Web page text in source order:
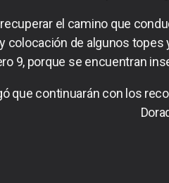
el camino que
colocación de algunos topes
9, porque se encuentran
que continuarán con los